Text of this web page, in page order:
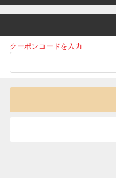
クーポンコードを入力